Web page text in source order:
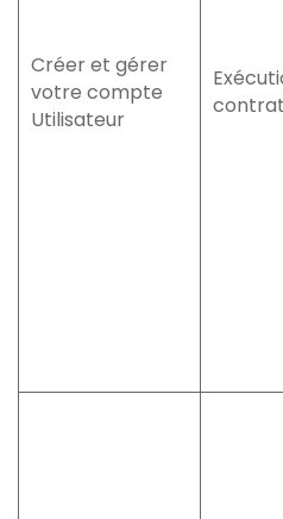
Créer et gérer
votre compte
Utilisateur
contrat